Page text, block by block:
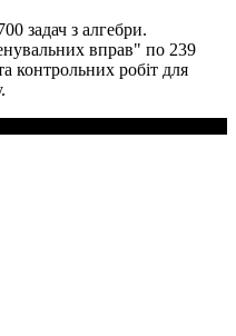
задач з алгебри.
вправ" по 239
контрольних робіт для